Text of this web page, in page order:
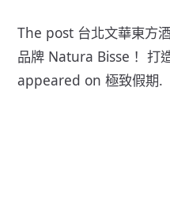
The post 台北文華東方
品牌 Natura Bisse！ 打
appeared on 極致假期.